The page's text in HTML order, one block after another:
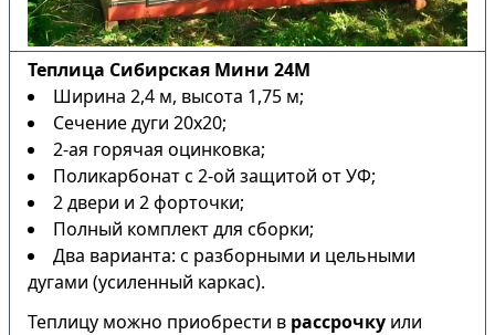
Теплица Сибирская Мини 24М
Ширина 2,4 м, высота 1,75 м;
Сечение дуги 20х20;
2-ая горячая оцинковка;
Поликарбонат с 2-ой защитой от УФ;
2 двери и 2 форточки;
Полный комплект для сборки;
Два варианта: с разборными и цельными
дугами (усиленный каркас).
Теплицу можно приобрести в рассрочку или